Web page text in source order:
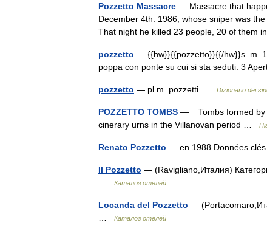
Pozzetto Massacre — Massacre that
December 4th. 1986, whose sniper was
That night he killed 23 people, 20 of
pozzetto — {{hw}}{{pozzetto}}{{/hw}}s. m.
poppa con ponte su cui si sta seduti. 3
pozzetto — pl.m. pozzetti … Dizionario dei
POZZETTO TOMBS — Tombs formed by
cinerary urns in the Villanovan period …
Renato Pozzetto — en 1988 Données
Il Pozzetto — (Ravigliano,Италия)
Каталог отелей
Locanda del Pozzetto —
Каталог отелей